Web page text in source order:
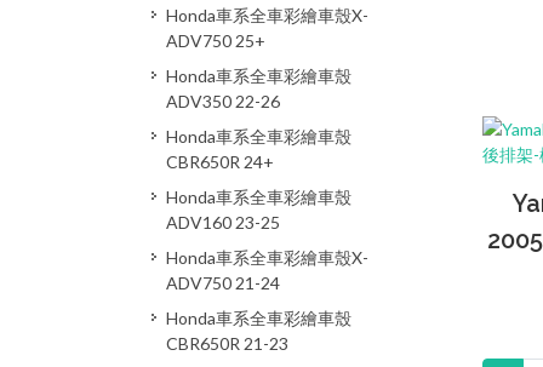
Honda車系全車彩繪車殼X-
ADV750 25+
Honda車系全車彩繪車殼
ADV350 22-26
Honda車系全車彩繪車殼
CBR650R 24+
Honda車系全車彩繪車殼
ADV160 23-25
Honda車系全車彩繪車殼X-
ADV750 21-24
Honda車系全車彩繪車殼
CBR650R 21-23